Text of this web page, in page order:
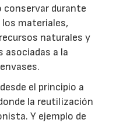
durante
materiales,
naturales y
asociadas a la
el principio a
la reutilización
Y ejemplo de